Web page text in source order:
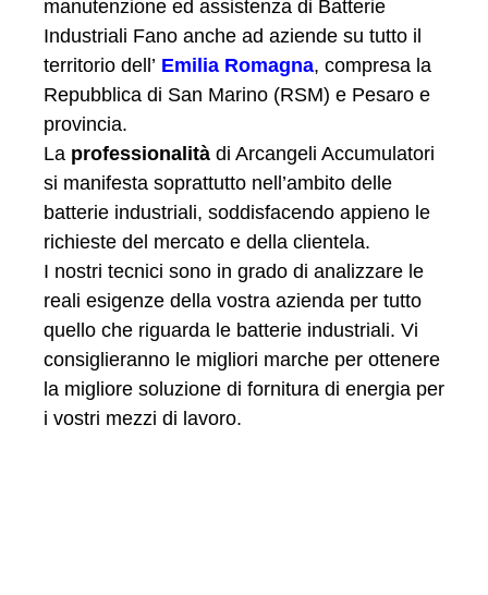
manutenzione ed assistenza di Batterie
Industriali Fano anche ad aziende su tutto il
territorio dell’ Emilia Romagna, compresa la
Repubblica di San Marino (RSM) e Pesaro e
provincia.
La professionalità di Arcangeli Accumulatori
si manifesta soprattutto nell’ambito delle
batterie industriali, soddisfacendo appieno le
richieste del mercato e della clientela.
I nostri tecnici sono in grado di analizzare le
reali esigenze della vostra azienda per tutto
quello che riguarda le batterie industriali. Vi
consiglieranno le migliori marche per ottenere
la migliore soluzione di fornitura di energia per
i vostri mezzi di lavoro.